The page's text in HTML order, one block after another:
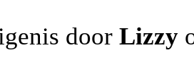
door Lizzy